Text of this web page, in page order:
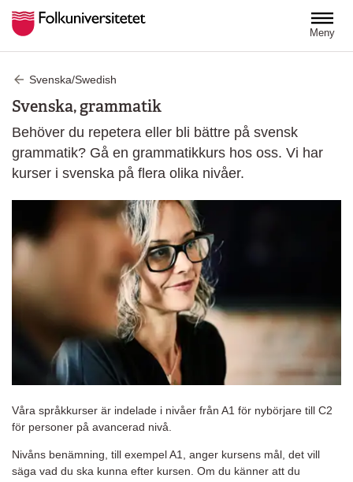
Meny
Svenska/Swedish
Svenska, grammatik
Behöver du repetera eller bli bättre på svensk
grammatik? Gå en grammatikkurs hos oss. Vi har
kurser i svenska på flera olika nivåer.
Våra språkkurser är indelade i nivåer från A1 för nybörjare till C2
för personer på avancerad nivå.
Nivåns benämning, till exempel A1, anger kursens mål, det vill
säga vad du ska kunna efter kursen. Om du känner att du